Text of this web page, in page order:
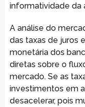
informatividade da
A análise do
das taxas de juros
monetária dos
diretas sobre o
mercado. Se as
investimentos em
desacelerar, pois